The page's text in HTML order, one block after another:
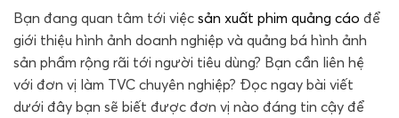
Bạn đang quan tâm tới việc sản xuất phim quảng cáo để
giới thiệu hình ảnh doanh nghiệp và quảng bá hình ảnh
sản phẩm rộng rãi tới người tiêu dùng? Bạn cần liên hệ
với đơn vị làm TVC chuyên nghiệp? Đọc ngay bài viết
dưới đây bạn sẽ biết được đơn vị nào đáng tin cậy để